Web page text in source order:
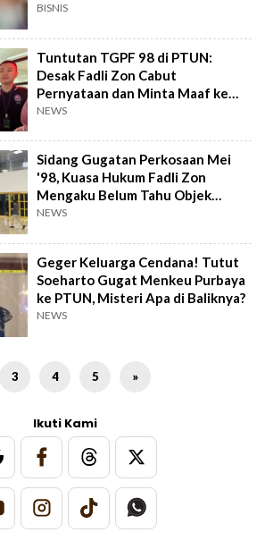
BISNIS
Tuntutan TGPF 98 di PTUN:
Desak Fadli Zon Cabut
Pernyataan dan Minta Maaf ke
Publik
NEWS
Sidang Gugatan Perkosaan Mei
'98, Kuasa Hukum Fadli Zon
Mengaku Belum Tahu Objek
Perkara
NEWS
Geger Keluarga Cendana! Tutut
Soeharto Gugat Menkeu Purbaya
ke PTUN, Misteri Apa di Baliknya?
NEWS
3 4 5 »
Ikuti Kami